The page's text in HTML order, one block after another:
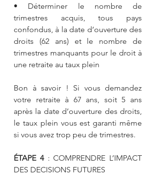
• Déterminer le nombre de
trimestres acquis, tous pays
confondus, à la date d’ouverture des
droits (62 ans) et le nombre de
trimestres manquants pour le droit à
une retraite au taux plein
Bon à savoir ! Si vous demandez
votre retraite à 67 ans, soit 5 ans
après la date d’ouverture des droits,
le taux plein vous est garanti même
si vous avez trop peu de trimestres.
ÉTAPE 4 : COMPRENDRE L’IMPACT
DES DECISIONS FUTURES